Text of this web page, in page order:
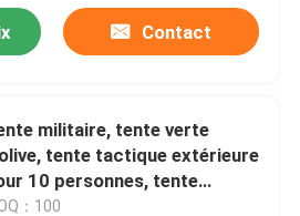
Contact
militaire, tente verte
tente tactique extérieure
10 personnes, tente
：100